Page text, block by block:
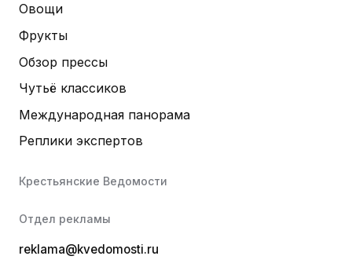
Овощи
Фрукты
Обзор прессы
Чутьё классиков
Международная панорама
Реплики экспертов
Крестьянские Ведомости
Отдел рекламы
reklama@kvedomosti.ru